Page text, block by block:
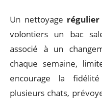
Un nettoyage régulier
volontiers un bac
associé à un
chaque semaine,
encourage la
plusieurs chats,